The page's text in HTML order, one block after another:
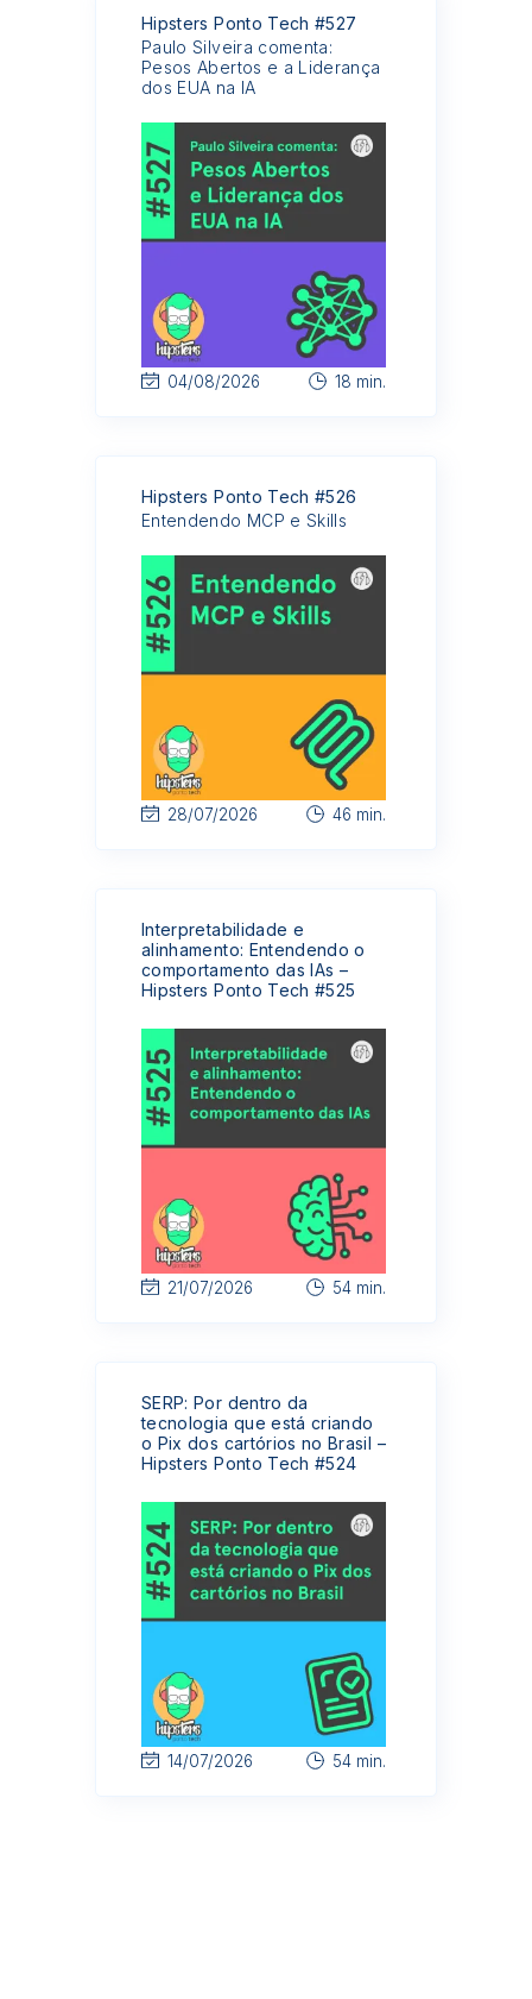
Hipsters Ponto Tech #527
Paulo Silveira comenta:
Pesos Abertos e a Liderança
dos EUA na IA
04/08/2026 18 min.
Hipsters Ponto Tech #526
Entendendo MCP e Skills
28/07/2026 46 min.
Interpretabilidade e
alinhamento: Entendendo o
comportamento das IAs –
Hipsters Ponto Tech #525
21/07/2026 54 min.
SERP: Por dentro da
tecnologia que está criando
o Pix dos cartórios no Brasil –
Hipsters Ponto Tech #524
14/07/2026 54 min.